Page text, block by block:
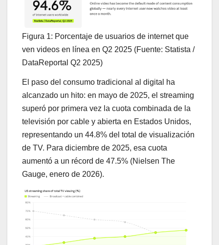
Figura 1: Porcentaje de usuarios de internet que
ven videos en línea en Q2 2025 (Fuente: Statista /
DataReportal Q2 2025)
El paso del consumo tradicional al digital ha
alcanzado un hito: en mayo de 2025, el streaming
superó por primera vez la cuota combinada de la
televisión por cable y abierta en Estados Unidos,
representando un 44.8% del total de visualización
de TV. Para diciembre de 2025, esa cuota
aumentó a un récord de 47.5% (Nielsen The
Gauge, enero de 2026).